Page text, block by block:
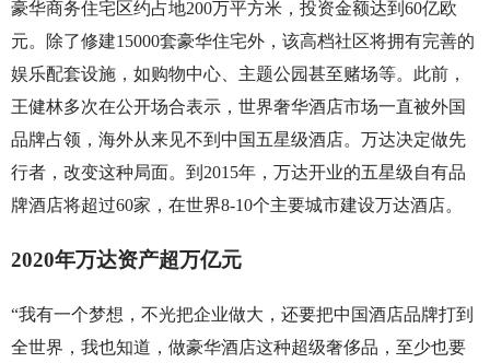
豪华商务住宅区约占地200万平方米，投资金额达到60亿欧
元。除了修建15000套豪华住宅外，该高档社区将拥有完善的
娱乐配套设施，如购物中心、主题公园甚至赌场等。此前，
王健林多次在公开场合表示，世界奢华酒店市场一直被外国
品牌占领，海外从来见不到中国五星级酒店。万达决定做先
行者，改变这种局面。到2015年，万达开业的五星级自有品
牌酒店将超过60家，在世界8-10个主要城市建设万达酒店。
2020年万达资产超万亿元
“我有一个梦想，不光把企业做大，还要把中国酒店品牌打到
全世界，我也知道，做豪华酒店这种超级奢侈品，至少也要